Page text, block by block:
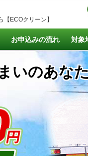
【ECOクリーン】
お申込みの流れ 対象
いのあな